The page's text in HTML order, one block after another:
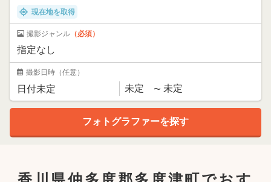
現在地を取得
撮影ジャンル （必須）
撮影日時 （任意）